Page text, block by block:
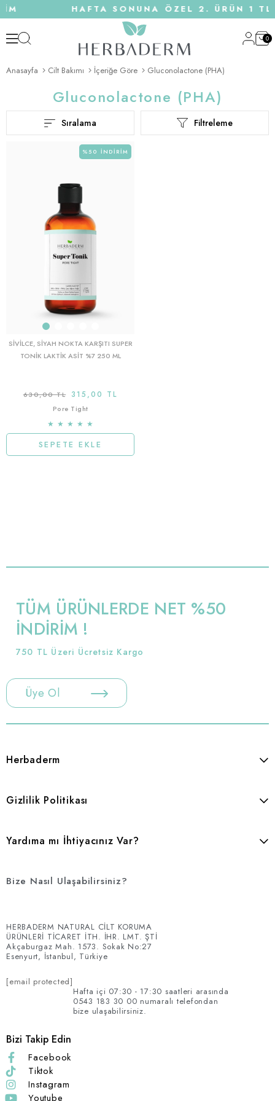
HAFTA SONUNA ÖZEL 2. ÜRÜN 1
0
Anasayfa Cilt Bakımı İçeriğe Göre Gluconolactone (PHA)
Gluconolactone (PHA)
Filtreleme
Sıralama
SIVILCE, SIYAH NOKTA KARŞITI SUPER
TONIK LAKTIK ASIT %7 250 ML
315,00 TL
630,00 TL
Pore Tight
★ ★ ★ ★ ★
SEPETE EKLE
%50 İNDIRIM
TÜM ÜRÜNLERDE NET %50
İNDİRİM !
750 TL Üzeri Ücretsiz Kargo
Üye Ol
Herbaderm
Gizlilik Politikası
Yardıma mı İhtiyacınız Var?
Bize Nasıl Ulaşabilirsiniz?
HERBADERM NATURAL CİLT KORUMA
ÜRÜNLERİ TİCARET İTH. İHR. LMT. ŞTİ
Akçaburgaz Mah. 1573. Sokak No:27
Esenyurt, İstanbul, Türkiye
[email protected]
Hafta içi 07:30 - 17:30 saatleri arasında
0543 183 30 00 numaralı telefondan
bize ulaşabilirsiniz.
Bizi Takip Edin
Facebook
Tiktok
Instagram
Youtube